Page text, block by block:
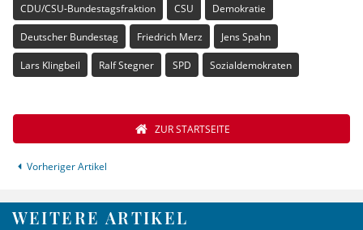
CDU/CSU-Bundestagsfraktion CSU Demokratie
Deutscher Bundestag Friedrich Merz Jens Spahn
Lars Klingbeil Ralf Stegner SPD Sozialdemokraten
Vorheriger Artikel
ZUR STARTSEITE
WEITERE ARTIKEL